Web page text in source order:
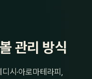
관리 방식
시·아로마테라피,